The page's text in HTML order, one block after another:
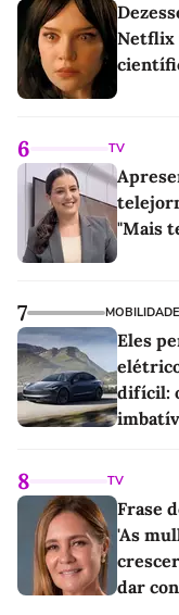
Netflix
6 TV
"Mais
7 MOBILIDADE
Eles
difícil:
8 TV
Frase
'As
dar